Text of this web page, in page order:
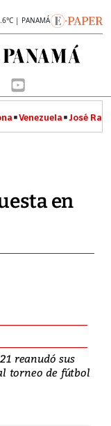
| PANAMÁ
Venezuela José
en
reanudó sus
torneo de fútbol